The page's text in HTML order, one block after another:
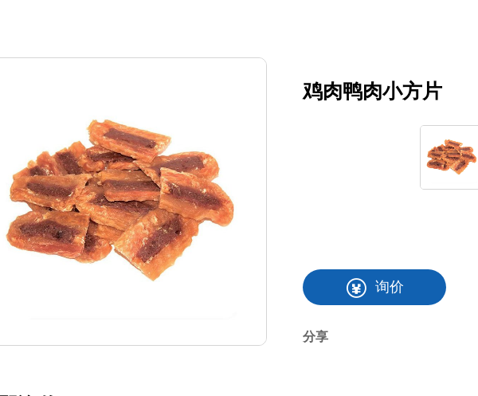
鸡肉鸭肉小方片
询价
分享